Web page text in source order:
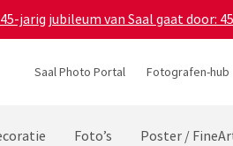
jarig jubileum van Saal gaat door:
Saal Photo Portal Fotografen-hub
Foto’s Poster /